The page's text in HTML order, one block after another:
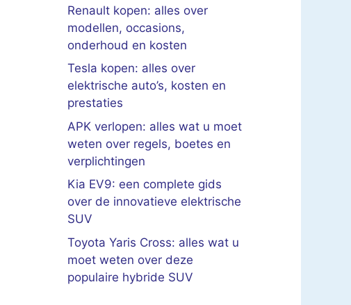
Renault kopen: alles over
modellen, occasions,
onderhoud en kosten
Tesla kopen: alles over
elektrische auto’s, kosten en
prestaties
APK verlopen: alles wat u moet
weten over regels, boetes en
verplichtingen
Kia EV9: een complete gids
over de innovatieve elektrische
SUV
Toyota Yaris Cross: alles wat u
moet weten over deze
populaire hybride SUV